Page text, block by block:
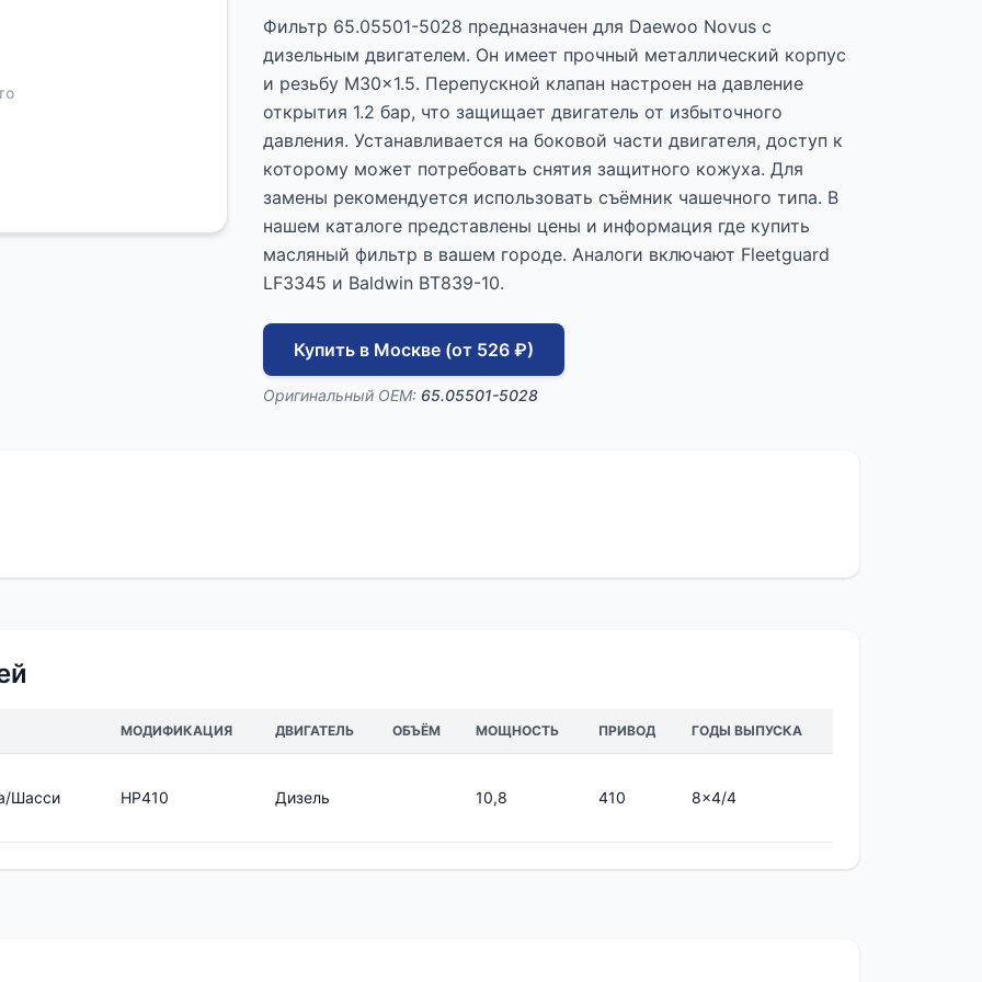
Фильтр 65.05501-5028 предназначен для Daewoo Novus с
дизельным двигателем. Он имеет прочный металлический корпус
и резьбу M30x1.5. Перепускной клапан настроен на давление
открытия 1.2 бар, что защищает двигатель от избыточного
давления. Устанавливается на боковой части двигателя, доступ к
которому может потребовать снятия защитного кожуха. Для
замены рекомендуется использовать съёмник чашечного типа. В
нашем каталоге представлены цены и информация где купить
масляный фильтр в вашем городе. Аналоги включают Fleetguard
LF3345 и Baldwin BT839-10.
Купить в Москве (от 526 ₽)
Оригинальный OEM: 65.05501-5028
МОДИФИКАЦИЯ ДВИГАТЕЛЬ ОБЪЁМ МОЩНОСТЬ ПРИВОД ГОДЫ ВЫПУСКА
Шасси HP410 Дизель 10,8 410 8x4/4